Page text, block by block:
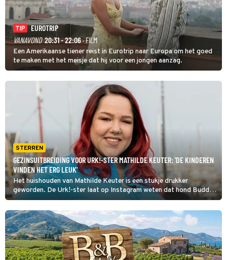
TIP
EUROTRIP
VANAVOND 20:31 - 22:06· FILM
Een Amerikaanse tiener reist in Eurotrip naar Europa om het goed
te maken met het meisje dat hij voor een jongen aanzag.
STERREN
GEZINSUITBREIDING VOOR URK!-STER MATHILDE KEUTER: 'DE KINDEREN
VINDEN HET ERG LEUK'
Het huishouden van Mathilde Keuter is een stukje drukker
geworden. De Urk!-ster laat op Instagram weten dat hond Buddy
zijn intrek heeft genomen bij het jonge gezin.